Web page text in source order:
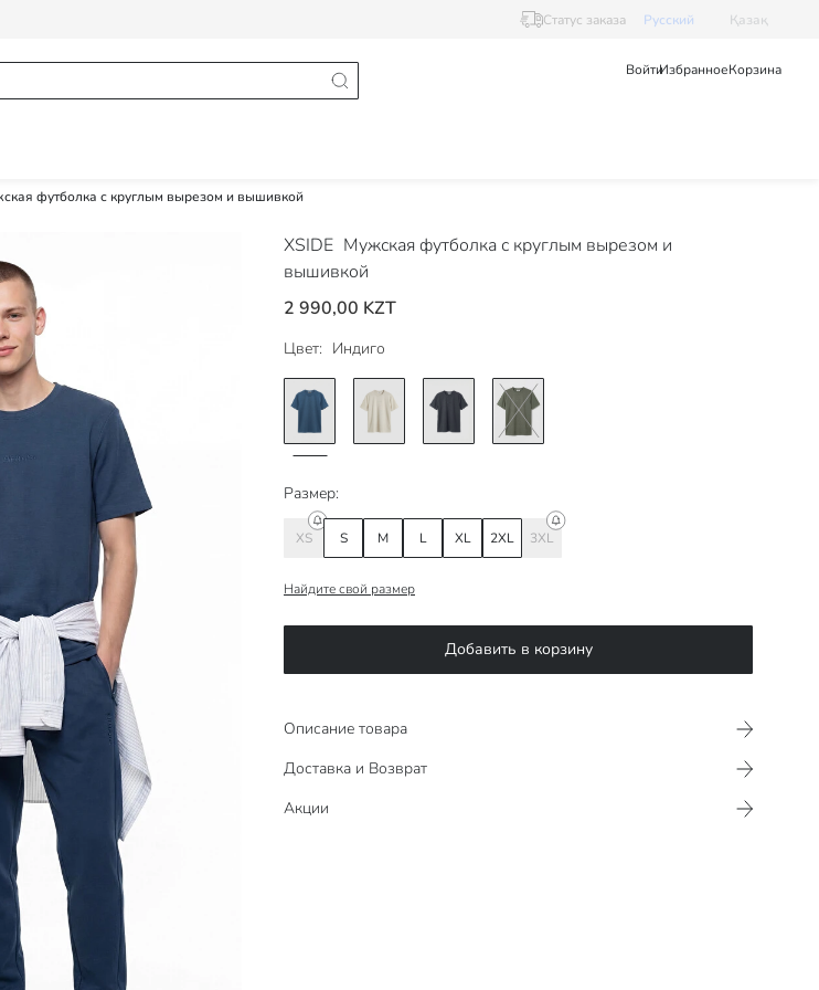
Статус заказа Pусский Қазақ
ВойтиИзбранноеКорзина
футболка с круглым вырезом и вышивкой
XSIDE Мужская футболка с круглым вырезом и
вышивкой
2 990,00 KZT
Цвет: Индиго
Размер:
XS S M L XL 2XL 3XL
Найдите свой размер
Добавить в корзину
Описание товара
Доставка и Возврат
Акции